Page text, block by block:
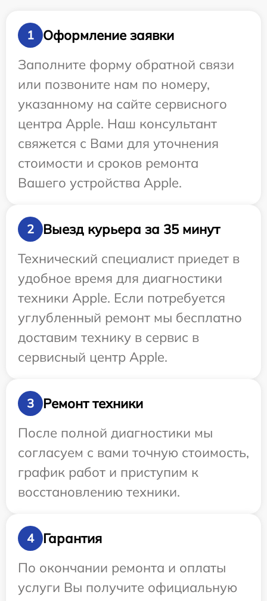
1
Оформление заявки
Заполните форму обратной связи
или позвоните нам по номеру,
указанному на сайте сервисного
центра Apple. Наш консультант
свяжется с Вами для уточнения
стоимости и сроков ремонта
Вашего устройства Apple.
2
Выезд курьера за 35 минут
Технический специалист приедет в
удобное время для диагностики
техники Apple. Если потребуется
углубленный ремонт мы бесплатно
доставим технику в сервис в
сервисный центр Apple.
3
Ремонт техники
После полной диагностики мы
согласуем с вами точную стоимость,
график работ и приступим к
восстановлению техники.
4
Гарантия
По окончании ремонта и оплаты
услуги Вы получите официальную